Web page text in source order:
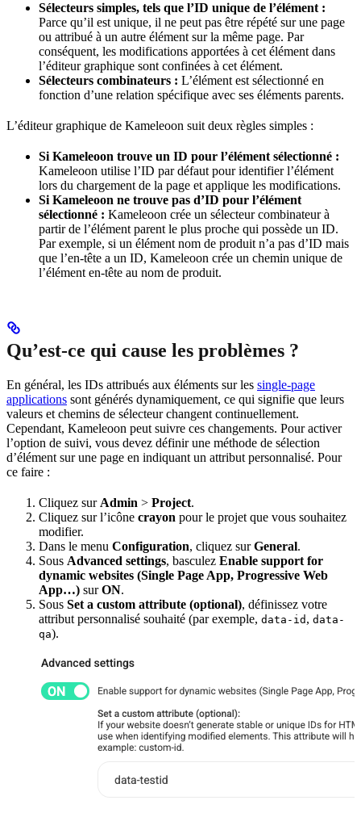
Sélecteurs simples, tels que l’ID unique de l’élément :
Parce qu’il est unique, il ne peut pas être répété sur une page
ou attribué à un autre élément sur la même page. Par
conséquent, les modifications apportées à cet élément dans
l’éditeur graphique sont confinées à cet élément.
Sélecteurs combinateurs : L’élément est sélectionné en
fonction d’une relation spécifique avec ses éléments parents.
L’éditeur graphique de Kameleoon suit deux règles simples :
Si Kameleoon trouve un ID pour l’élément sélectionné :
Kameleoon utilise l’ID par défaut pour identifier l’élément
lors du chargement de la page et applique les modifications.
Si Kameleoon ne trouve pas d’ID pour l’élément
sélectionné : Kameleoon crée un sélecteur combinateur à
partir de l’élément parent le plus proche qui possède un ID.
Par exemple, si un élément nom de produit n’a pas d’ID mais
que l’en-tête a un ID, Kameleoon crée un chemin unique de
l’élément en-tête au nom de produit.
Qu’est-ce qui cause les problèmes ?
En général, les IDs attribués aux éléments sur les single-page
applications sont générés dynamiquement, ce qui signifie que leurs
valeurs et chemins de sélecteur changent continuellement.
Cependant, Kameleoon peut suivre ces changements. Pour activer
l’option de suivi, vous devez définir une méthode de sélection
d’élément sur une page en indiquant un attribut personnalisé. Pour
ce faire :
Cliquez sur Admin > Project.
Cliquez sur l’icône crayon pour le projet que vous souhaitez
modifier.
Dans le menu Configuration, cliquez surGeneral.
Sous Advanced settings, basculez Enable support for
dynamic websites (Single Page App, Progressive Web
App…) surON.
Sous Set a custom attribute (optional), définissez votre
attribut personnalisé souhaité (par exemple, data-id , data-
qa).